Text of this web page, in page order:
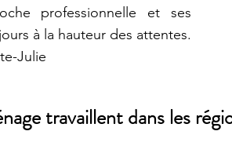
professionnelle et ses
à la hauteur des attentes.
Julie
travaillent dans les